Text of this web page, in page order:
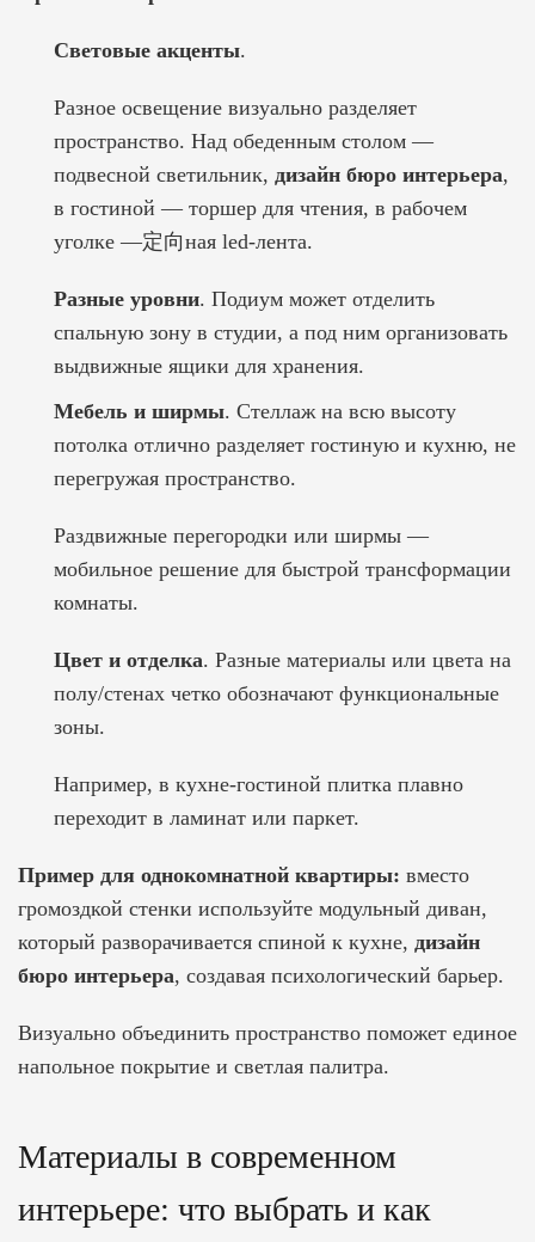
Световые акценты.
Разное освещение визуально разделяет
пространство. Над обеденным столом —
подвесной светильник, дизайн бюро интерьера,
в гостиной — торшер для чтения, в рабочем
уголке —定向ная led-лента.
Разные уровни. Подиум может отделить
спальную зону в студии, а под ним организовать
выдвижные ящики для хранения.
Мебель и ширмы. Стеллаж на всю высоту
потолка отлично разделяет гостиную и кухню, не
перегружая пространство.
Раздвижные перегородки или ширмы —
мобильное решение для быстрой трансформации
комнаты.
Цвет и отделка. Разные материалы или цвета на
полу/стенах четко обозначают функциональные
зоны.
Например, в кухне-гостиной плитка плавно
переходит в ламинат или паркет.
Пример для однокомнатной квартиры: вместо
громоздкой стенки используйте модульный диван,
который разворачивается спиной к кухне, дизайн
бюро интерьера, создавая психологический барьер.
Визуально объединить пространство поможет единое
напольное покрытие и светлая палитра.
Материалы в современном
интерьере: что выбрать и как